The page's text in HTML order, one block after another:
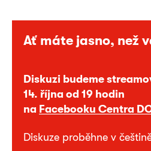
Ať máte jasno, než
Diskuzi budeme
14. října od 19 hodin
na Facebooku Centra
Diskuze proběhne v